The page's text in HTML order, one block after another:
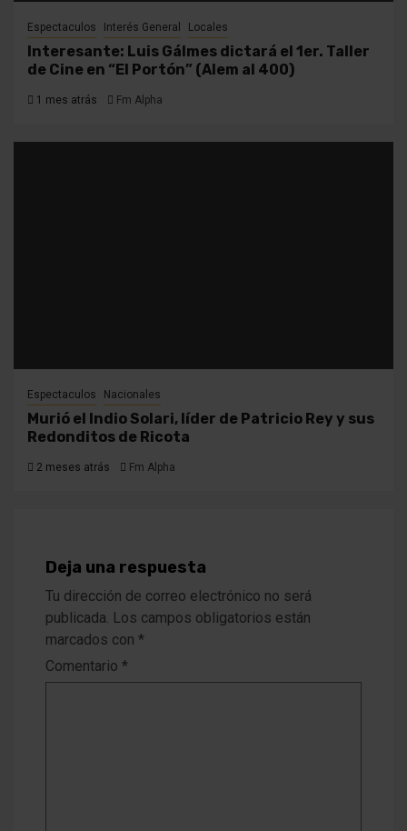
Espectaculos Interés General Locales
Interesante: Luis Gálmes dictará el 1er. Taller
de Cine en “El Portón” (Alem al 400)
1 mes atrás Fm Alpha
Espectaculos Nacionales
Murió el Indio Solari, líder de Patricio Rey y sus
Redonditos de Ricota
2 meses atrás Fm Alpha
Deja una respuesta
Tu dirección de correo electrónico no será
publicada. Los campos obligatorios están
marcados con *
Comentario *